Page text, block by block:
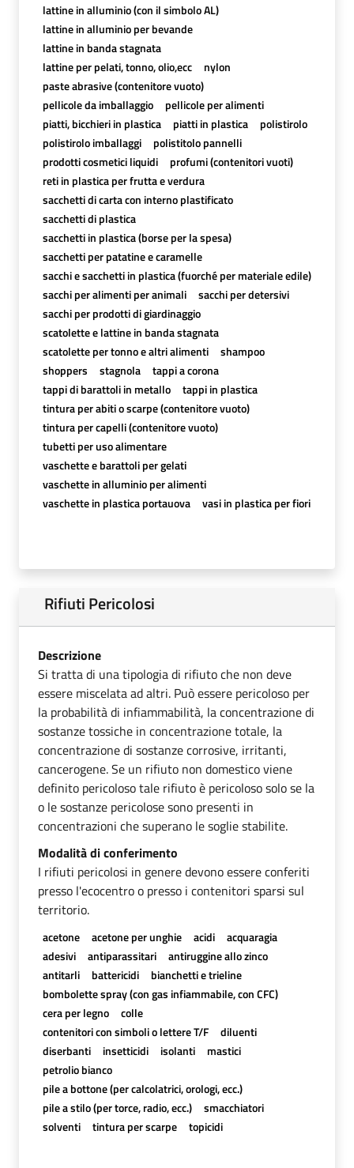
lattine in alluminio (con il simbolo AL)
lattine in alluminio per bevande
lattine in banda stagnata
lattine per pelati, tonno, olio,ecc
nylon
paste abrasive (contenitore vuoto)
pellicole da imballaggio
pellicole per alimenti
piatti, bicchieri in plastica
piatti in plastica
polistirolo
polistirolo imballaggi
polistitolo pannelli
prodotti cosmetici liquidi
profumi (contenitori vuoti)
reti in plastica per frutta e verdura
sacchetti di carta con interno plastificato
sacchetti di plastica
sacchetti in plastica (borse per la spesa)
sacchetti per patatine e caramelle
sacchi e sacchetti in plastica (fuorché per materiale edile)
sacchi per alimenti per animali
sacchi per detersivi
sacchi per prodotti di giardinaggio
scatolette e lattine in banda stagnata
scatolette per tonno e altri alimenti
shampoo
shoppers
stagnola
tappi a corona
tappi di barattoli in metallo
tappi in plastica
tintura per abiti o scarpe (contenitore vuoto)
tintura per capelli (contenitore vuoto)
tubetti per uso alimentare
vaschette e barattoli per gelati
vaschette in alluminio per alimenti
vaschette in plastica portauova
vasi in plastica per fiori
Rifiuti Pericolosi
Descrizione
Si tratta di una tipologia di rifiuto che non deve
essere miscelata ad altri. Può essere pericoloso per
la probabilità di infiammabilità, la concentrazione di
sostanze tossiche in concentrazione totale, la
concentrazione di sostanze corrosive, irritanti,
cancerogene. Se un rifiuto non domestico viene
definito pericoloso tale rifiuto è pericoloso solo se la
o le sostanze pericolose sono presenti in
concentrazioni che superano le soglie stabilite.
Modalità di conferimento
I rifiuti pericolosi in genere devono essere conferiti
presso l'ecocentro o presso i contenitori sparsi sul
territorio.
acetone acetone per unghie acidi
acquaragia
adesivi
antiparassitari
antiruggine allo zinco
antitarli
battericidi
bianchetti e trieline
bombolette spray (con gas infiammabile, con CFC)
cera per legno
colle
contenitori con simboli o lettere T/F
diluenti
diserbanti
insetticidi isolanti
mastici
petrolio bianco
pile a bottone (per calcolatrici, orologi, ecc.)
pile a stilo (per torce, radio, ecc.)
smacchiatori
solventi
tintura per scarpe topicidi